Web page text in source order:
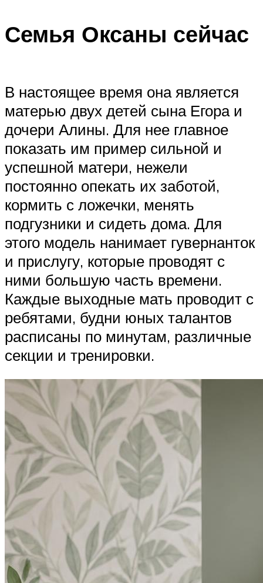
Семья Оксаны сейчас
В настоящее время она является
матерью двух детей сына Егора и
дочери Алины. Для нее главное
показать им пример сильной и
успешной матери, нежели
постоянно опекать их заботой,
кормить с ложечки, менять
подгузники и сидеть дома. Для
этого модель нанимает гувернанток
и прислугу, которые проводят с
ними большую часть времени.
Каждые выходные мать проводит с
ребятами, будни юных талантов
расписаны по минутам, различные
секции и тренировки.